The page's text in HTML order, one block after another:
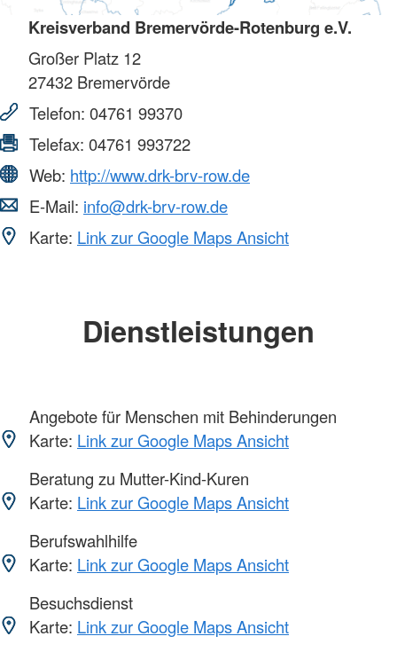
Kreisverband Bremervörde-Rotenburg e.V.
Großer Platz 12
27432 Bremervörde
Telefon: 04761 99370
Telefax: 04761 993722
Web: http://www.drk-brv-row.de
E-Mail: info@drk-brv-row.de
Karte: Link zur Google Maps Ansicht
Dienstleistungen
Angebote für Menschen mit Behinderungen
Karte: Link zur Google Maps Ansicht
Beratung zu Mutter-Kind-Kuren
Karte: Link zur Google Maps Ansicht
Berufswahlhilfe
Karte: Link zur Google Maps Ansicht
Besuchsdienst
Karte: Link zur Google Maps Ansicht